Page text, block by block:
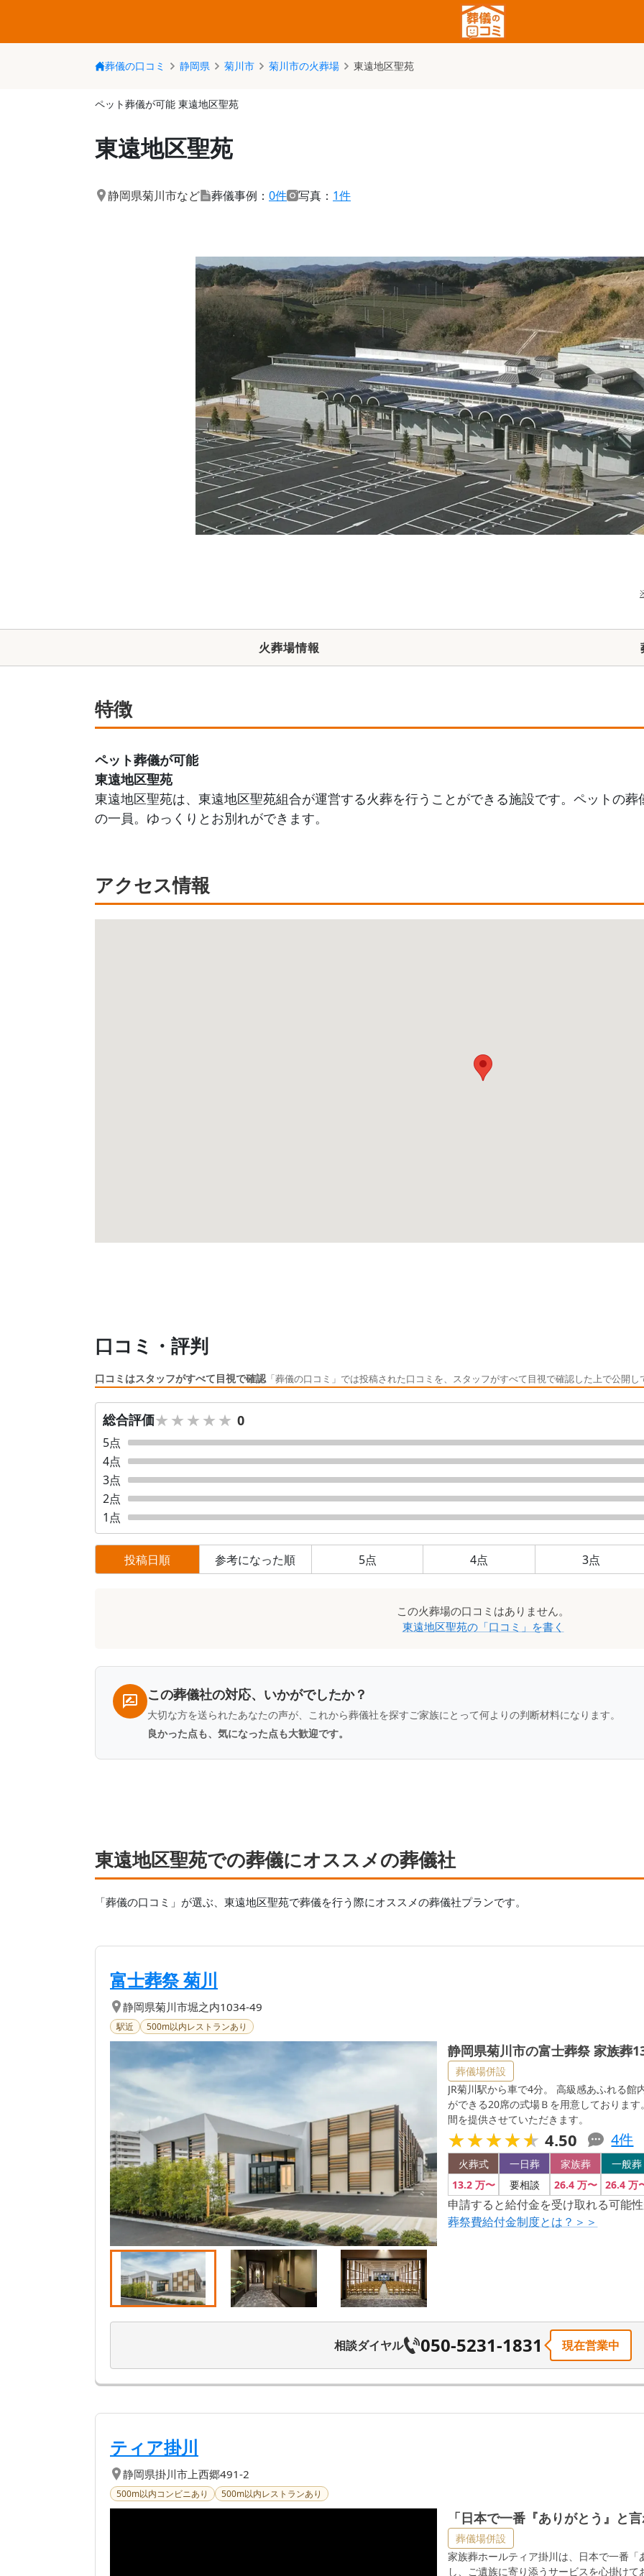
葬儀の口コミ 静岡県 菊川市 菊川市の火葬場 東遠地区聖苑
ペット葬儀が可能 東遠地区聖苑
東遠地区聖苑
静岡県菊川市など 葬儀事例： 0件 写真： 1件
火葬場情報
特徴
ペット葬儀が可能
東遠地区聖苑
東遠地区聖苑は、東遠地区聖苑組合が運営する火葬を行うことができる施設です。ペットの
の一員。ゆっくりとお別れができます。
アクセス情報
口コミ・評判
口コミはスタッフがすべて目視で確認「葬儀の口コミ」では投稿された口コミを、スタッフがすべて目視で確認した上で公開し
総合評価★★★★★
★★★★★ 0
5点
4点
3点
2点
1 点
投稿日順 参考になった順 5点 4点 3点
この火葬場の口コミはありません。
東遠地区聖苑の「口コミ」を書く
この葬儀社の対応、いかがでしたか？
大切な方を送られたあなたの声が、これから葬儀社を探すご家族にとって何よりの判断材料になります。
良かった点も、気になった点も大歓迎です。
東遠地区聖苑での葬儀にオススメの葬儀社
「葬儀の口コミ」が選ぶ、 東遠地区聖苑で葬儀を行う際にオススメの葬儀社プランです。
【第1位】
富士葬祭 菊川
静岡県菊川市堀之内1034-49
駅近 500m以内レストランあり
静岡県菊川市の富士葬祭 家族葬
葬儀場併設
JR菊川駅から車で4分。 高級感あふれる
ができる20席の式場Ｂを用意しておりま
間を提供させていただきます。
★★★★★
★★★★★ 4.50 4件
火葬式
13.2万〜
一日葬
要相談
家族葬
26.4万〜
一般葬
26.4万
申請すると給付金を受け取れる可能性
葬祭費給付金制度とは？＞＞
相談ダイヤル 050-5231-1831 現在営業中
【第2位】
ティア掛川
静岡県掛川市 上西郷491-2
500m以内コンビニあり 500m以内レストランあり
「日本で一番『ありがとう』と
葬儀場併設
家族葬ホールティア掛川は、日本で一番
し、ご遺族に寄り添うサービスを心掛け